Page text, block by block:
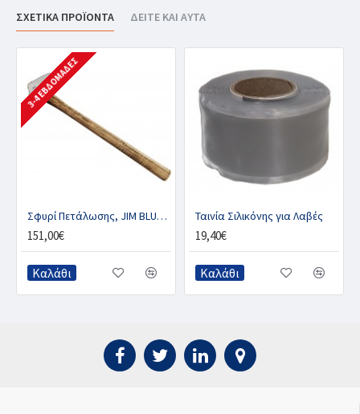
ΣΧΕΤΙΚΑ ΠΡΟΪΟΝΤΑ ΔΕΙΤΕ ΚΑΙ ΑΥΤΑ
3-4 ΕΒΔΟΜΆΔΕΣ
Σφυρί Πετάλωσης, JIM BLURTON 12oz
151,00€
Καλάθι
Ταινία Σιλικόνης για Λαβές
19,40€
Καλάθι